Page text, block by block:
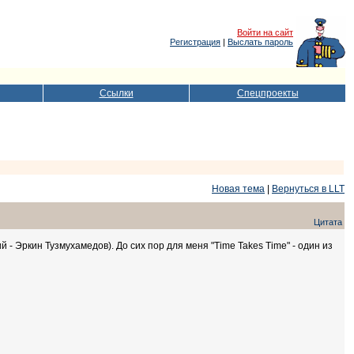
Войти на сайт
Регистрация | Выслать пароль
Ссылки Спецпроекты
Новая тема
Вернуться в LLT
Цитата
Эркин Тузмухамедов). До сих пор для меня "Time Takes Time" - один из